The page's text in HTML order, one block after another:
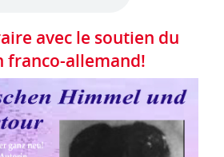
avec le soutien du
franco-allemand!